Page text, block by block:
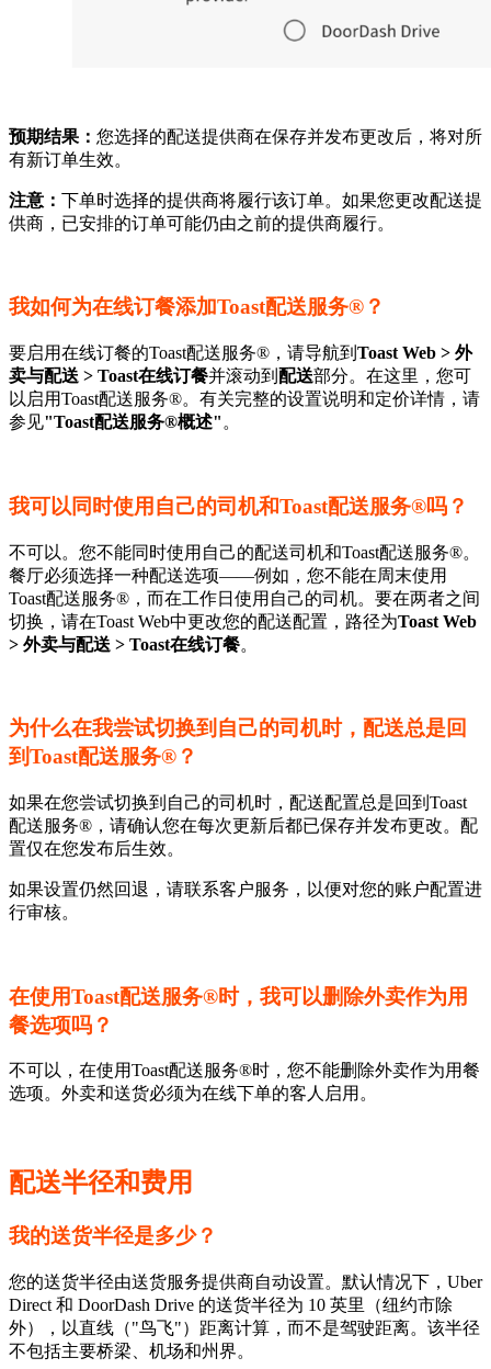
预期结果： 您选择的配送提供商在保存并发布更改后，将对所
有新订单生效。
注意： 下单时选择的提供商将履行该订单。如果您更改配送提
供商，已安排的订单可能仍由之前的提供商履行。
我如何为在线订餐添加Toast配送服务®？
要启用在线订餐的Toast配送服务®，请导航到 Toast Web > 外
卖与配送 > Toast在线订餐并滚动到 配送部分。在这里，您可
以启用Toast配送服务®。有关完整的设置说明和定价详情，请
参见"Toast配送服务®概述" 。
我可以同时使用自己的司机和Toast配送服务®吗？
不可以。您不能同时使用自己的配送司机和Toast配送服务®。
餐厅必须选择一种配送选项——例如，您不能在周末使用
Toast配送服务®，而在工作日使用自己的司机。要在两者之间
切换，请在Toast Web中更改您的配送配置，路径为Toast Web
> 外卖与配送 > Toast在线订餐。
为什么在我尝试切换到自己的司机时，配送总是回
到Toast配送服务®？
如果在您尝试切换到自己的司机时，配送配置总是回到Toast
配送服务®，请确认您在每次更新后都已保存并发布更改。配
置仅在您发布后生效。
如果设置仍然回退，请联系客户服务，以便对您的账户配置进
行审核。
在使用Toast配送服务®时，我可以删除外卖作为用
餐选项吗？
不可以，在使用Toast配送服务®时，您不能删除外卖作为用餐
选项。外卖和送货必须为在线下单的客人启用。
配送半径和费用
我的送货半径是多少？
您的送货半径由送货服务提供商自动设置。默认情况下，Uber
Direct 和 DoorDash Drive 的送货半径为 10 英里（纽约市除
外），以直线（"鸟飞"）距离计算，而不是驾驶距离。该半径
不包括主要桥梁、机场和州界。